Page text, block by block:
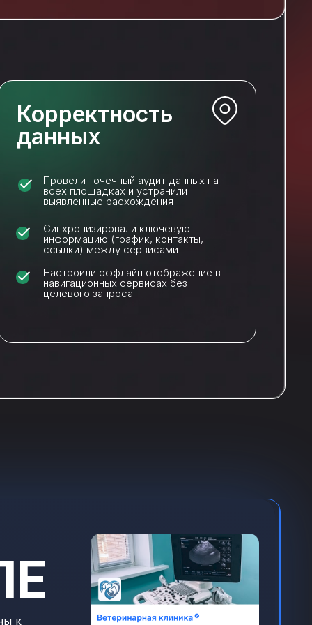
Корректность
данных
Провели точечный аудит данных на
всех площадках и устранили
выявленные расхождения
Синхронизировали ключевую
информацию (график, контакты,
ссылки) между сервисами
Настроили оффлайн отображение в
навигационных сервисах без
целевого запроса
к